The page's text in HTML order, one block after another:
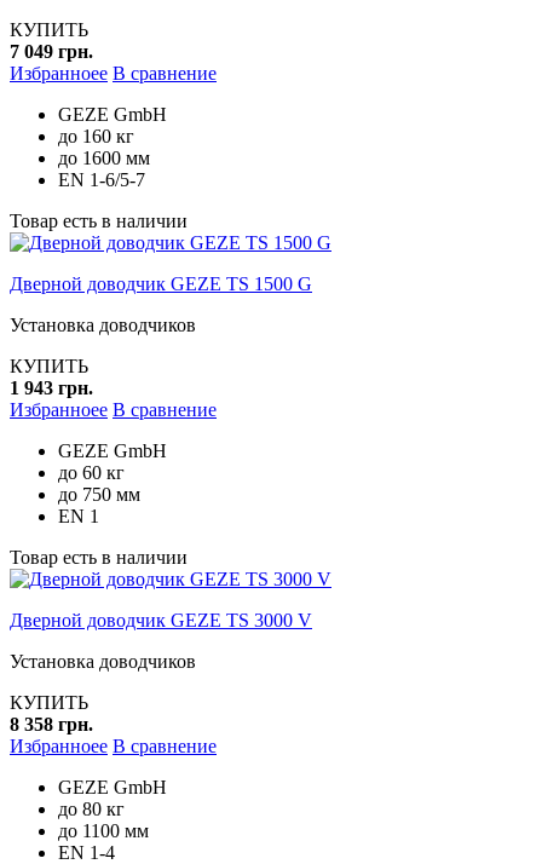
КУПИТЬ
7 049 грн.
Избранноее В сравнение
GEZE GmbH
до 160 кг
до 1600 мм
EN 1-6/5-7
Товар есть в наличии
Дверной доводчик GEZE TS 1500 G
Установка доводчиков
КУПИТЬ
1 943 грн.
Избранноее В сравнение
GEZE GmbH
до 60 кг
до 750 мм
EN 1
Товар есть в наличии
Дверной доводчик GEZE TS 3000 V
Установка доводчиков
КУПИТЬ
8 358 грн.
Избранноее В сравнение
GEZE GmbH
до 80 кг
до 1100 мм
EN 1-4